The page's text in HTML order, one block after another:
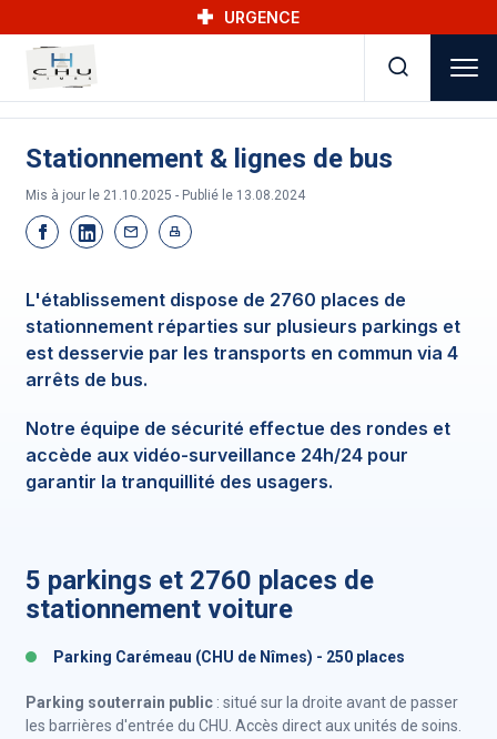
URGENCE
Stationnement & lignes de bus
Mis à jour le 21.10.2025 - Publié le 13.08.2024
L'établissement dispose de 2760 places de
stationnement réparties sur plusieurs parkings et
est desservie par les transports en commun via 4
arrêts de bus.
Notre équipe de sécurité effectue des rondes et
accède aux vidéo-surveillance 24h/24 pour
garantir la tranquillité des usagers.
5 parkings et 2760 places de
stationnement voiture
Parking Carémeau (CHU de Nîmes) - 250 places
Parking souterrain public : situé sur la droite avant de passer
les barrières d'entrée du CHU. Accès direct aux unités de soins.